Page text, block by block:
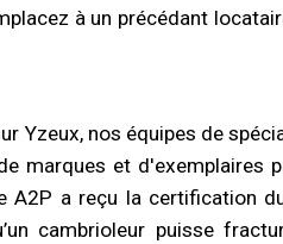
à un précédant
Yzeux, nos équipes de
marques et d'exemplaires
a reçu la certification
cambrioleur puisse